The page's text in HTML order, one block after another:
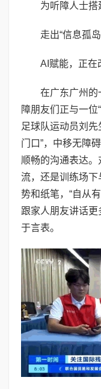
为听障人士搭
走出“信息孤
AI赋能，正在
在广东广州的
障朋友们正与一位
足球队运动员刘
门口”，中移无障
顺畅的沟通表达
流，还是训练场
势和纸笔，“自从
跟家人朋友讲话更
于言表。